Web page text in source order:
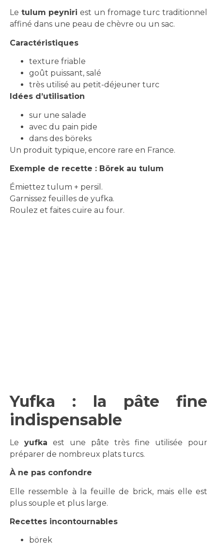
Le tulum peyniri est un fromage turc traditionnel
affiné dans une peau de chèvre ou un sac.
Caractéristiques
texture friable
goût puissant, salé
très utilisé au petit-déjeuner turc
Idées d’utilisation
sur une salade
avec du pain pide
dans des böreks
Un produit typique, encore rare en France.
Exemple de recette : Börek au tulum
Émiettez tulum + persil.
Garnissez feuilles de yufka.
Roulez et faites cuire au four.
Yufka : la pâte fine
indispensable
Le yufka est une pâte très fine utilisée pour
préparer de nombreux plats turcs.
À ne pas confondre
Elle ressemble à la feuille de brick, mais elle est
plus souple et plus large.
Recettes incontournables
börek